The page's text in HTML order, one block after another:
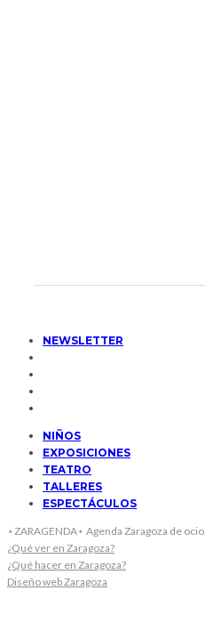
NEWSLETTER
NIÑOS
EXPOSICIONES
TEATRO
TALLERES
ESPECTÁCULOS
⋆ZARAGENDA⋆ Agenda Zaragoza de
¿Qué ver en Zaragoza?
¿Qué hacer en Zaragoza?
Diseño web Zaragoza